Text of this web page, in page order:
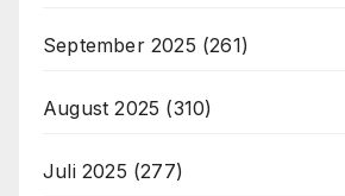
September 2025 (261)
August 2025 (310)
Juli 2025 (277)